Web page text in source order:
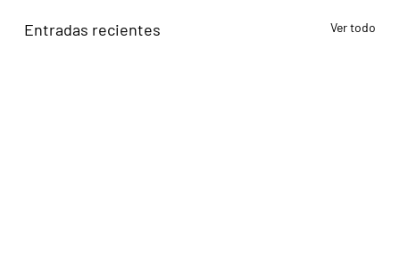
Entradas recientes Ver todo